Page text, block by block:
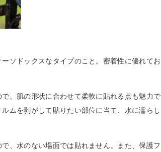
ソドックスなタイプのこと。密着性に優れてお
、肌の形状に合わせて柔軟に貼れる点も魅力で
ムを剥がして貼りたい部位に当て、水に濡らし
、水のない場面では貼れません。また、保護フ